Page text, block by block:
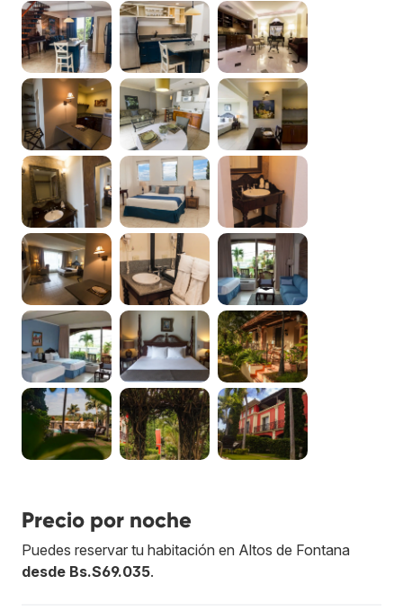
Precio por noche
Puedes reservar tu habitación en Altos de Fontana
desde Bs.S69.035.